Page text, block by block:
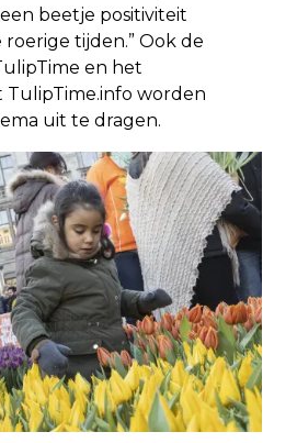
beetje positiviteit
tijden.” Ook de
en het
TulipTime.info worden
uit te dragen.